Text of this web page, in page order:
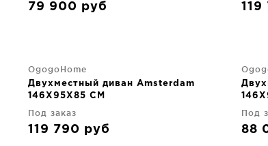
79 900 руб 119
OgogoHome
Двухместный диван Amsterdam
146X95X85 CM
Под заказ
119 790 руб
Под
88